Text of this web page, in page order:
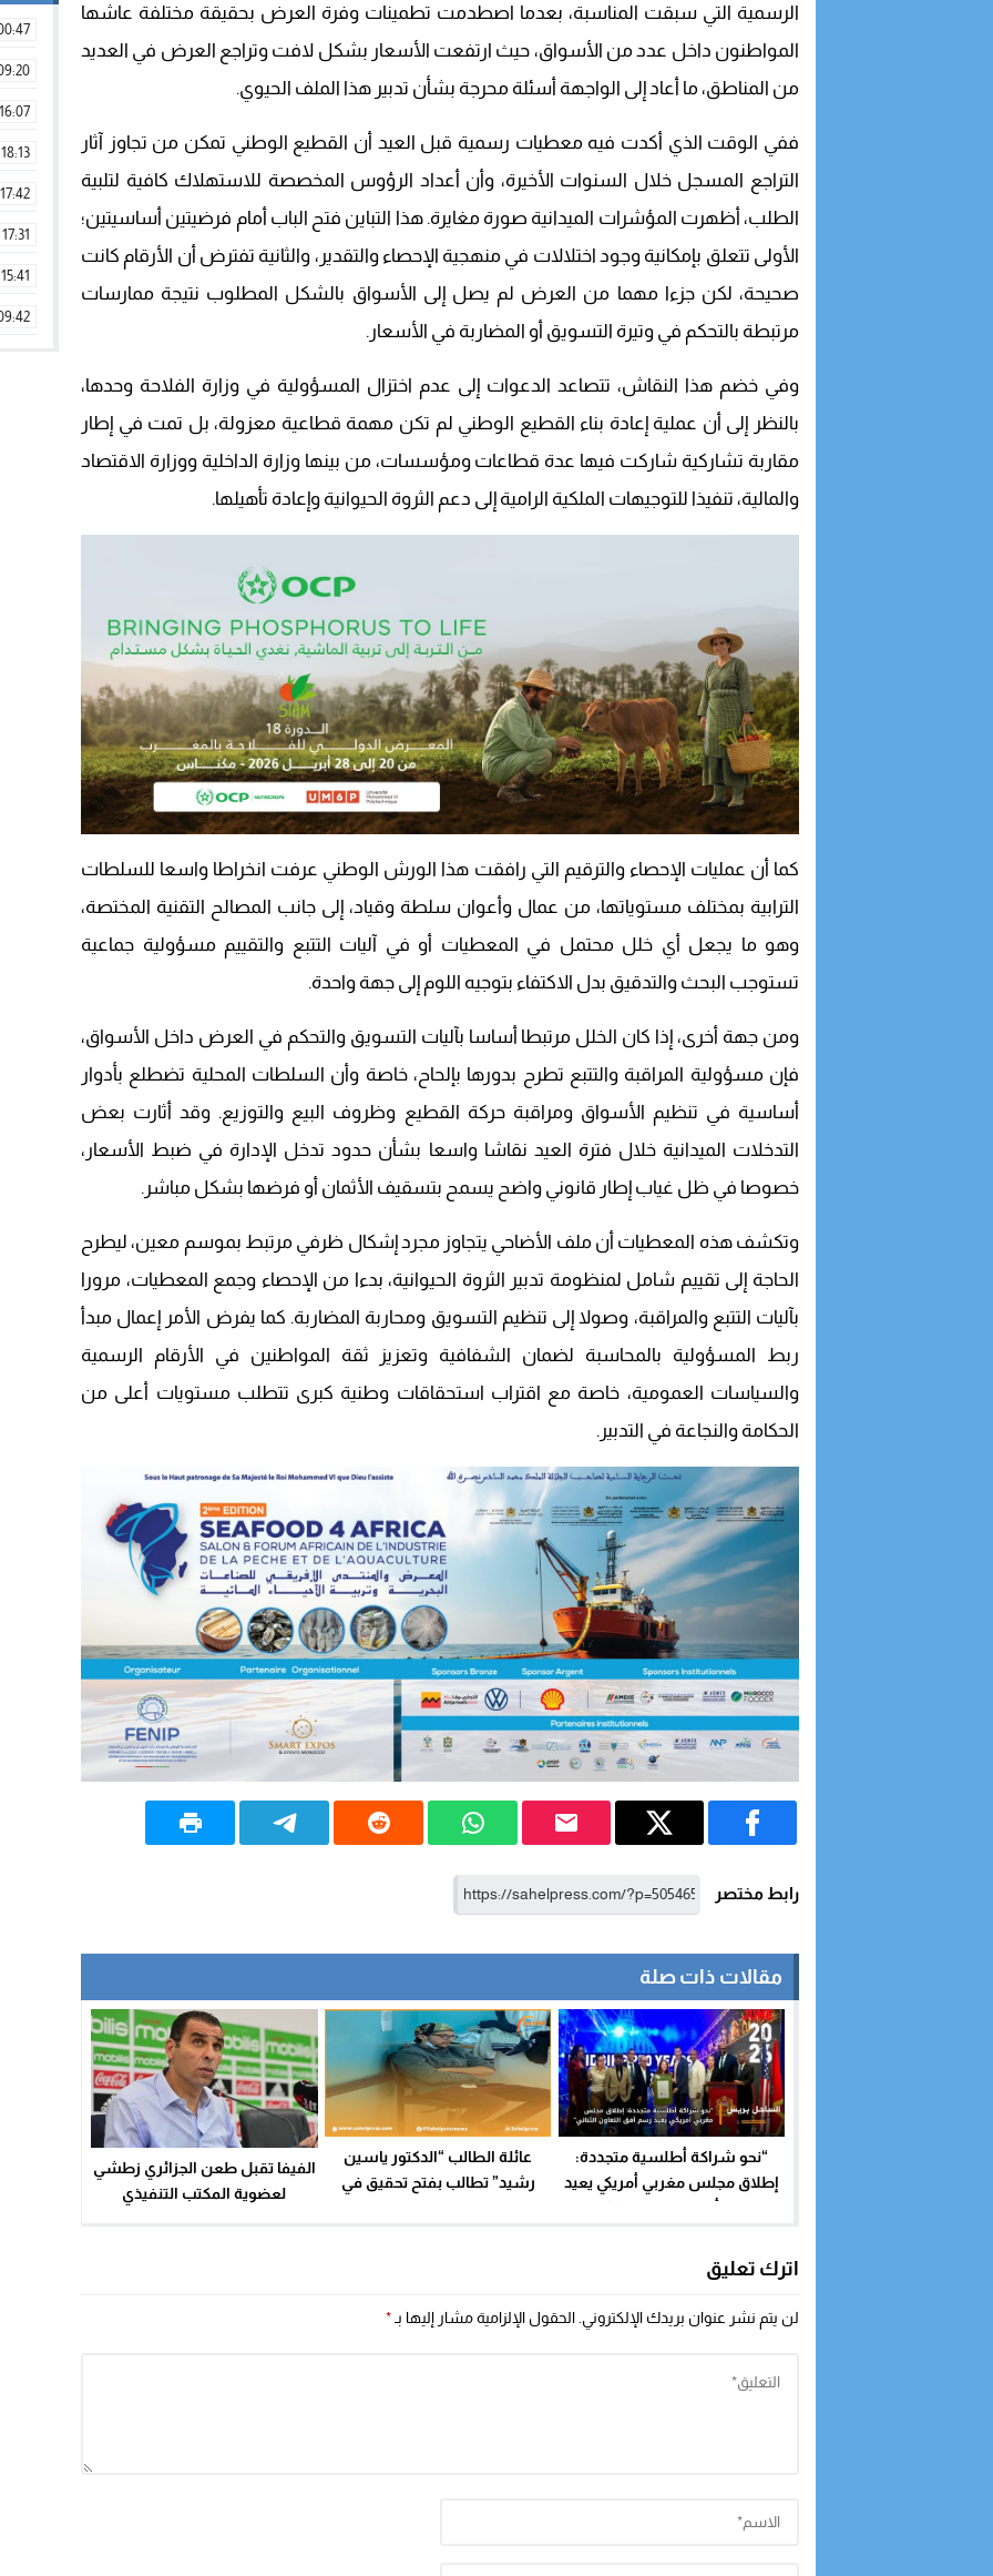
الرسمية التي سبقت المناسبة، بعدما اصطدمت تطمينات وفرة العرض بحقيقة مختلفة عاشها
المواطنون داخل عدد من الأسواق، حيث ارتفعت الأسعار بشكل لافت وتراجع العرض في العديد
من المناطق، ما أعاد إلى الواجهة أسئلة محرجة بشأن تدبير هذا الملف الحيوي.
ففي الوقت الذي أكدت فيه معطيات رسمية قبل العيد أن القطيع الوطني تمكن من تجاوز آثار
التراجع المسجل خلال السنوات الأخيرة، وأن أعداد الرؤوس المخصصة للاستهلاك كافية لتلبية
الطلب، أظهرت المؤشرات الميدانية صورة مغايرة. هذا التباين فتح الباب أمام فرضيتين أساسيتين؛
الأولى تتعلق بإمكانية وجود اختلالات في منهجية الإحصاء والتقدير، والثانية تفترض أن الأرقام كانت
صحيحة، لكن جزءا مهما من العرض لم يصل إلى الأسواق بالشكل المطلوب نتيجة ممارسات
مرتبطة بالتحكم في وتيرة التسويق أو المضاربة في الأسعار.
وفي خضم هذا النقاش، تتصاعد الدعوات إلى عدم اختزال المسؤولية في وزارة الفلاحة وحدها،
بالنظر إلى أن عملية إعادة بناء القطيع الوطني لم تكن مهمة قطاعية معزولة، بل تمت في إطار
مقاربة تشاركية شاركت فيها عدة قطاعات ومؤسسات، من بينها وزارة الداخلية ووزارة الاقتصاد
والمالية، تنفيذا للتوجيهات الملكية الرامية إلى دعم الثروة الحيوانية وإعادة تأهيلها.
كما أن عمليات الإحصاء والترقيم التي رافقت هذا الورش الوطني عرفت انخراطا واسعا للسلطات
الترابية بمختلف مستوياتها، من عمال وأعوان سلطة وقياد، إلى جانب المصالح التقنية المختصة،
وهو ما يجعل أي خلل محتمل في المعطيات أو في آليات التتبع والتقييم مسؤولية جماعية
تستوجب البحث والتدقيق بدل الاكتفاء بتوجيه اللوم إلى جهة واحدة.
ومن جهة أخرى، إذا كان الخلل مرتبطا أساسا بآليات التسويق والتحكم في العرض داخل الأسواق،
فإن مسؤولية المراقبة والتتبع تطرح بدورها بإلحاح، خاصة وأن السلطات المحلية تضطلع بأدوار
أساسية في تنظيم الأسواق ومراقبة حركة القطيع وظروف البيع والتوزيع. وقد أثارت بعض
التدخلات الميدانية خلال فترة العيد نقاشا واسعا بشأن حدود تدخل الإدارة في ضبط الأسعار،
خصوصا في ظل غياب إطار قانوني واضح يسمح بتسقيف الأثمان أو فرضها بشكل مباشر.
وتكشف هذه المعطيات أن ملف الأضاحي يتجاوز مجرد إشكال ظرفي مرتبط بموسم معين، ليطرح
الحاجة إلى تقييم شامل لمنظومة تدبير الثروة الحيوانية، بدءا من الإحصاء وجمع المعطيات، مرورا
بآليات التتبع والمراقبة، وصولا إلى تنظيم التسويق ومحاربة المضاربة. كما يفرض الأمر إعمال مبدأ
ربط المسؤولية بالمحاسبة لضمان الشفافية وتعزيز ثقة المواطنين في الأرقام الرسمية
والسياسات العمومية، خاصة مع اقتراب استحقاقات وطنية كبرى تتطلب مستويات أعلى من
الحكامة والنجاعة في التدبير.
رابط مختصر
مقالات ذات صلة
“نحو شراكة أطلسية متجددة:
إطلاق مجلس مغربي أمريكي يعيد
عائلة الطالب “الدكتور ياسين
رشيد” تطالب بفتح تحقيق في
الفيفا تقبل طعن الجزائري زطشي
لعضوية المكتب التنفيذي
اترك تعليق
لن يتم نشر عنوان بريدك الإلكتروني. الحقول الإلزامية مشار إليها بـ *
16:07
18:13
17:42
17:31
15:41